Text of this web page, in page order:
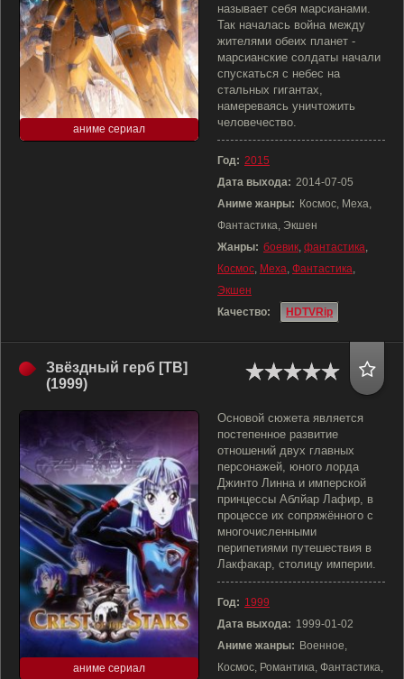
аниме сериал
называет себя марсианами.
Так началась война между
жителями обеих планет -
марсианские солдаты начали
спускаться с небес на
стальных гигантах,
намереваясь уничтожить
человечество.
Год: 2015
Дата выхода: 2014-07-05
Аниме жанры: Космос, Меха,
Фантастика, Экшен
Жанры: боевик, фантастика,
Космос, Меха, Фантастика,
Экшен
Качество:
HDTVRip
Звёздный герб [ТВ]
(1999)
аниме сериал
Основой сюжета является
постепенное развитие
отношений двух главных
персонажей, юного лорда
Джинто Линна и имперской
принцессы Аблйар Лафир, в
процессе их сопряжённого с
многочисленными
перипетиями путешествия в
Лакфакар, столицу империи.
Год: 1999
Дата выхода: 1999-01-02
Аниме жанры: Военное,
Космос, Романтика, Фантастика,